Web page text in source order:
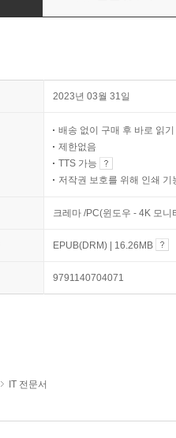
2023년 03월 31일
배송 없이 구매 후 바로 읽기
제한없음
TTS 가능
저작권 보호를 위해 인쇄 기
크레마 /PC(윈도우 - 4K 모
EPUB(DRM) | 16.26MB
9791140704071
IT 전문서